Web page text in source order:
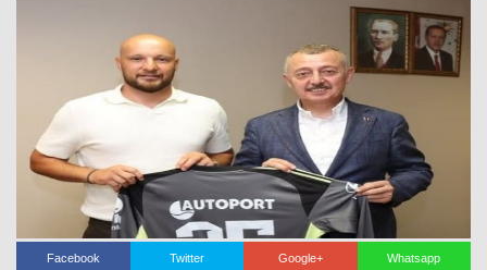
Facebook Twitter Google+ Whatsapp
FOTO GALERİ
VİDEO GALERİ
KÜNYE
İLETİŞİM